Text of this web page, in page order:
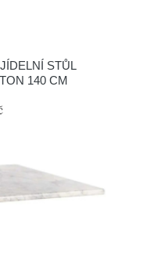
STŮL
140 CM